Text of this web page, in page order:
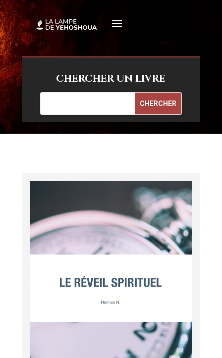
CHERCHER UN LIVRE